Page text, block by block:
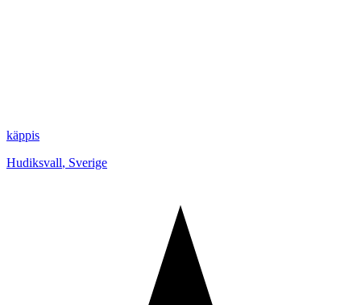
käppis
Hudiksvall, Sverige